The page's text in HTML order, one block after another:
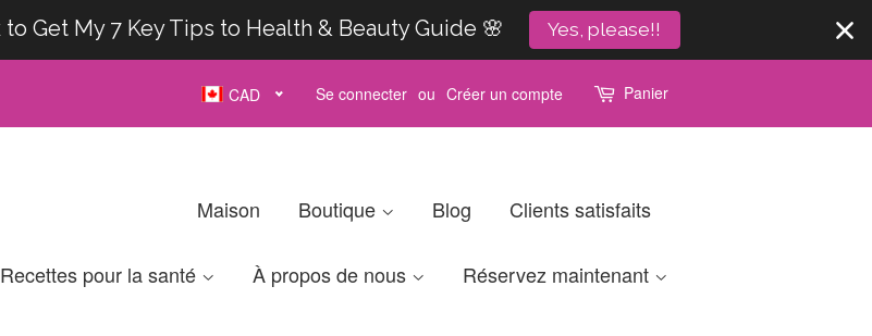
Get My 7 Key Tips to Health & Beauty Guide 🌸 Yes, please!!
CAD Se connecter ou Créer un compte Panier
Maison Boutique Blog Clients satisfaits
Recettes pour la santé À propos de nous Réservez maintenant